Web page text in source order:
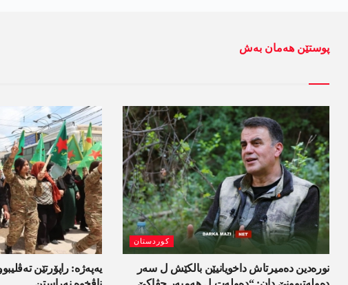
پوستێن ھەمان بەش
یەپەژە: راپۆرتێن
کوردستان
نورەدین دەمیرتاش داخویانیێن بالکێش ل سەر